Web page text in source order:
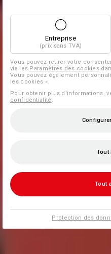
Entreprise
(prix sans TVA)
Vous pouvez retirer votre
via les Paramètres des cookies
Vous pouvez également
les cookies ».
Pour obtenir plus d'informations,
confidentialité
Tout
Tout
Protection des